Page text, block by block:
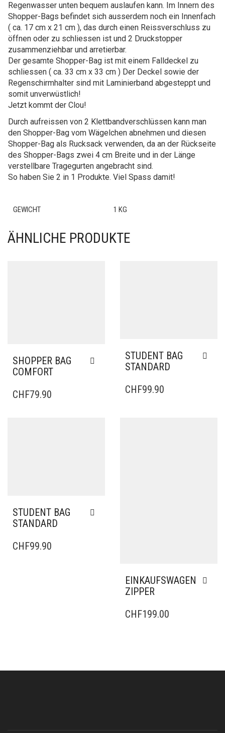
Regenwasser unten bequem auslaufen kann. Im Innern des
Shopper-Bags befindet sich ausserdem noch ein Innenfach
( ca. 17 cm x 21 cm ), das durch einen Reissverschluss zu
öffnen oder zu schliessen ist und 2 Druckstopper
zusammenziehbar und arretierbar.
Der gesamte Shopper-Bag ist mit einem Falldeckel zu
schliessen ( ca. 33 cm x 33 cm ) Der Deckel sowie der
Regenschirmhalter sind mit Laminierband abgesteppt und
somit unverwüstlich!
Jetzt kommt der Clou!
Durch aufreissen von 2 Klettbandverschlüssen kann man
den Shopper-Bag vom Wägelchen abnehmen und diesen
Shopper-Bag als Rucksack verwenden, da an der Rückseite
des Shopper-Bags zwei 4 cm Breite und in der Länge
verstellbare Tragegurten angebracht sind.
So haben Sie 2 in 1 Produkte. Viel Spass damit!
GEWICHT 1 KG
ÄHNLICHE PRODUKTE
SHOPPER BAG
COMFORT
CHF79.90
STUDENT BAG
STANDARD
CHF99.90
STUDENT BAG
STANDARD
CHF99.90
EINKAUFSWAGEN
ZIPPER
CHF199.00